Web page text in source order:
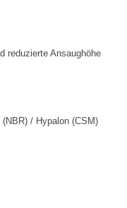
reduzierte Ansaughöhe
(NBR) / Hypalon (CSM)